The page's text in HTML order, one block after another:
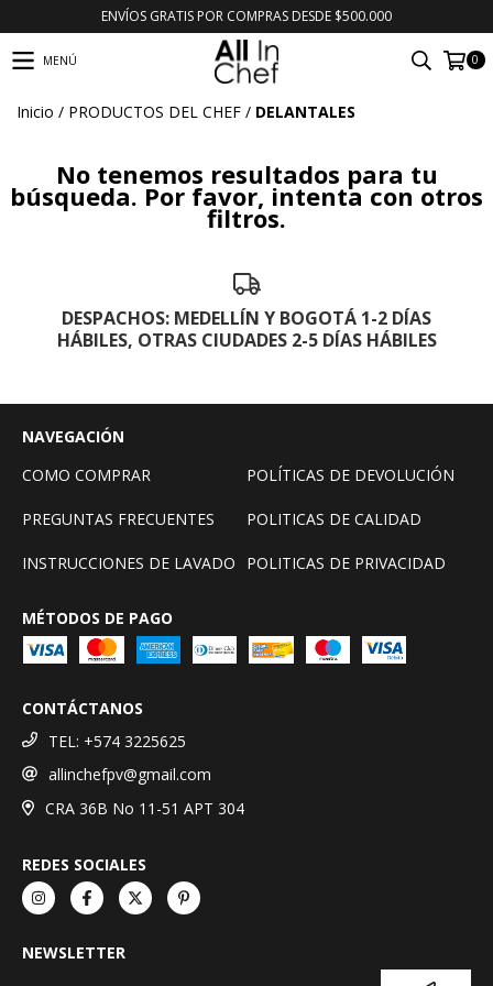
ENVÍOS GRATIS POR COMPRAS DESDE $500.000
MENÚ 0
Inicio / PRODUCTOS DEL CHEF / DELANTALES
No tenemos resultados para tu
búsqueda. Por favor, intenta con otros
filtros.
DESPACHOS: MEDELLÍN Y BOGOTÁ 1-2 DÍAS
HÁBILES, OTRAS CIUDADES 2-5 DÍAS HÁBILES
NAVEGACIÓN
COMO COMPRAR
POLÍTICAS DE DEVOLUCIÓN
PREGUNTAS FRECUENTES POLITICAS DE CALIDAD
INSTRUCCIONES DE LAVADO POLITICAS DE PRIVACIDAD
MÉTODOS DE PAGO
CONTÁCTANOS
TEL: +574 3225625
allinchefpv@gmail.com
CRA 36B No 11-51 APT 304
REDES SOCIALES
NEWSLETTER